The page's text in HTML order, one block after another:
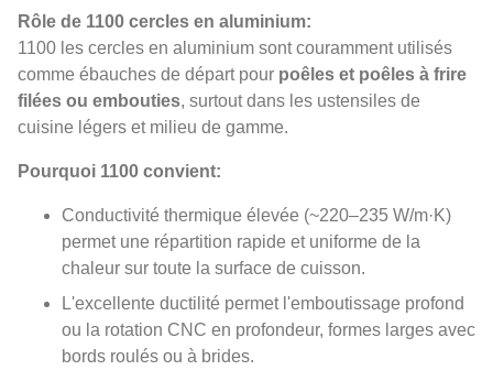
Rôle de 1100 cercles en aluminium:
1100 les cercles en aluminium sont couramment utilisés
comme ébauches de départ pour poêles et poêles à frire
filées ou embouties, surtout dans les ustensiles de
cuisine légers et milieu de gamme.
Pourquoi 1100 convient:
Conductivité thermique élevée (~220–235 W/m·K)
permet une répartition rapide et uniforme de la
chaleur sur toute la surface de cuisson.
L'excellente ductilité permet l'emboutissage profond
ou la rotation CNC en profondeur, formes larges avec
bords roulés ou à brides.